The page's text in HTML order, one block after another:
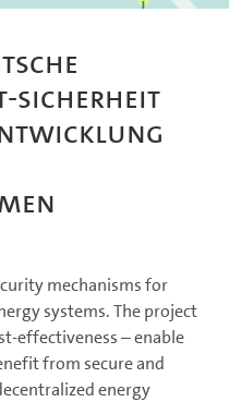
Sicherheit
mechanisms for
systems. The project
effectiveness – enable
from secure and
energy